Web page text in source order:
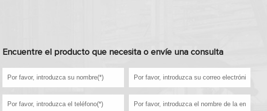
Encuentre el producto que necesita o envíe una consulta